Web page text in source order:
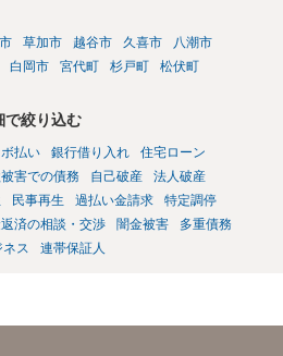
草加市 越谷市 久喜市
八潮市
白岡市 宮代町 杉戸町 松伏町
で絞り込む
ボ払い 銀行借り入れ
住宅ローン
害での債務 自己破産
法人破産
民事再生 過払い金請求
特定調停
済の相談・交渉 闇金被害
多重債務
ス 連帯保証人